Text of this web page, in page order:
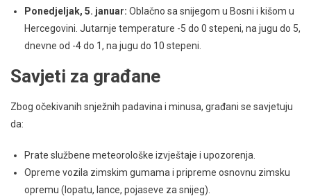
Ponedjeljak, 5. januar: Oblačno sa snijegom u Bosni i kišom u
Hercegovini. Jutarnje temperature -5 do 0 stepeni, na jugu do 5,
dnevne od -4 do 1, na jugu do 10 stepeni.
Savjeti za građane
Zbog očekivanih snježnih padavina i minusa, građani se savjetuju
da:
Prate službene meteorološke izvještaje i upozorenja.
Opreme vozila zimskim gumama i pripreme osnovnu zimsku
opremu (lopatu, lance, pojaseve za snijeg).